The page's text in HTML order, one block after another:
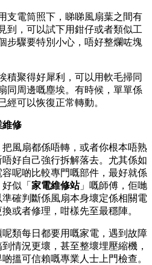
支電筒照下，睇睇風扇葉之間有
到，可以試下用鉗仔或者類似工
步驟要特別小心，唔好整爛咗塊
積聚得好犀利，可以用軟毛掃同
同周邊嘅塵埃。有時候，單單係
經可以恢復正常轉動。
維修
風扇都係唔轉，或者你根本唔熟
好自己強行拆解落去。尤其係如
呢啲比較專門嘅部件，最好就係
似「 家電維修站」嘅師傅，佢哋
確判斷係風扇本身壞定係相關電
或者修理，咁樣先至最穩陣。
類每日都要用嘅家電，遇到故障
情況更壞，甚至整壞埋壓縮機，
搵可信賴嘅專業人士上門檢查。